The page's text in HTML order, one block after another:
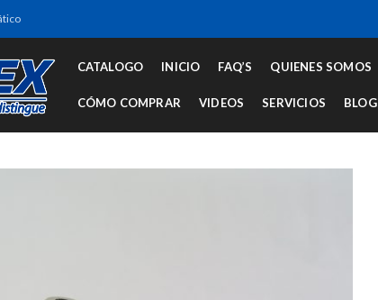
CATALOGO INICIO FAQ’S QUIENES SOMOS
CÓMO COMPRAR VIDEOS SERVICIOS BLOG